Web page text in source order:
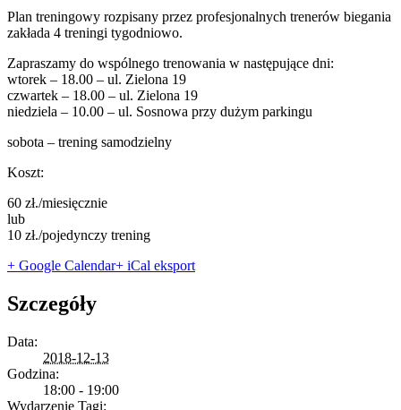
Plan treningowy rozpisany przez profesjonalnych trenerów biegania
zakłada 4 treningi tygodniowo.
Zapraszamy do wspólnego trenowania w następujące dni:
wtorek – 18.00 – ul. Zielona 19
czwartek – 18.00 – ul. Zielona 19
niedziela – 10.00 – ul. Sosnowa przy dużym parkingu
sobota – trening samodzielny
Koszt:
60 zł./miesięcznie
lub
10 zł./pojedynczy trening
+ Google Calendar+ iCal eksport
Szczegóły
Data:
2018-12-13
Godzina:
18:00 - 19:00
Wydarzenie Tagi: